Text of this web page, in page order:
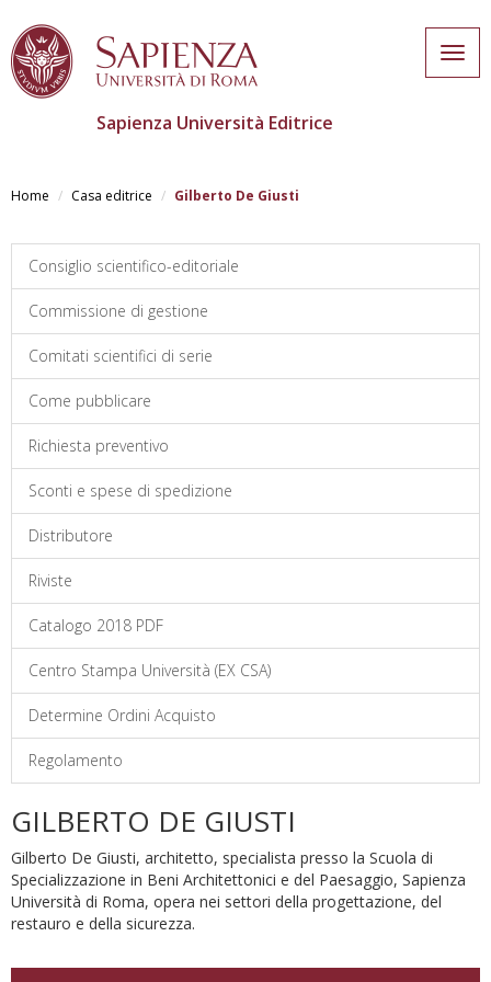
contenuto
Sapienza Università Editrice
Home Casa editrice Gilberto De Giusti
Consiglio scientifico-editoriale
Commissione di gestione
Comitati scientifici di serie
Come pubblicare
Richiesta preventivo
Sconti e spese di spedizione
Distributore
Riviste
Catalogo 2018 PDF
Centro Stampa Università (EX CSA)
Determine Ordini Acquisto
Regolamento
GILBERTO DE GIUSTI
Gilberto De Giusti, architetto, specialista presso la Scuola di
Specializzazione in Beni Architettonici e del Paesaggio, Sapienza
Università di Roma, opera nei settori della progettazione, del
restauro e della sicurezza.